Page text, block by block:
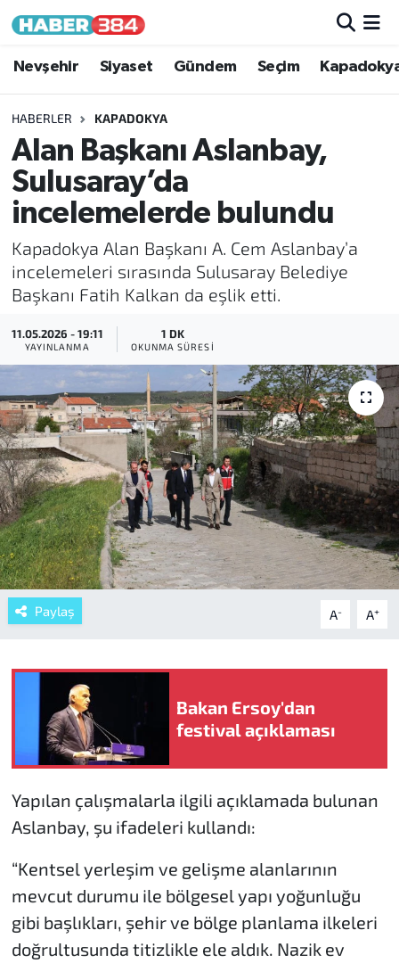
Nevşehir Siyaset Gündem Seçim
HABERLER KAPADOKYA
Alan Başkanı Aslanbay,
Sulusaray’da
incelemelerde bulundu
Kapadokya Alan Başkanı A. Cem Aslanbay’a
incelemeleri sırasında Sulusaray Belediye
Başkanı Fatih Kalkan da eşlik etti.
11.05.2026 - 19:11
YAYINLANMA
1 DK
OKUNMA SÜRESI
Paylaş A- A+
Bakan Ersoy'dan
festival açıklaması
Yapılan çalışmalarla ilgili açıklamada bulunan
Aslanbay, şu ifadeleri kullandı:
“Kentsel yerleşim ve gelişme alanlarının
mevcut durumu ile bölgesel yapı yoğunluğu
gibi başlıkları, şehir ve bölge planlama ilkeleri
doğrultusunda titizlikle ele aldık. Nazik ev
Nöbetçi Eczaneler
Hava Durumu
Trafik Durumu
Süper Lig Puan Durumu ve Fikstür
Tüm Manşetler
Son Dakika Haberleri
Haber Arşivi